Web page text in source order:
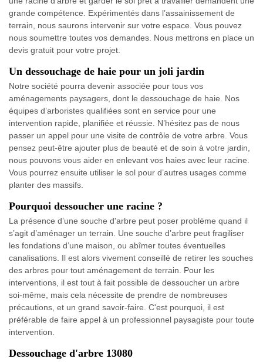
grande compétence. Expérimentés dans l’assainissement de
terrain, nous saurons intervenir sur votre espace. Vous pouvez
nous soumettre toutes vos demandes. Nous mettrons en place un
devis gratuit pour votre projet.
Un dessouchage de haie pour un joli jardin
Notre société pourra devenir associée pour tous vos
aménagements paysagers, dont le dessouchage de haie. Nos
équipes d’arboristes qualifiées sont en service pour une
intervention rapide, planifiée et réussie. N’hésitez pas de nous
passer un appel pour une visite de contrôle de votre arbre. Vous
pensez peut-être ajouter plus de beauté et de soin à votre jardin,
nous pouvons vous aider en enlevant vos haies avec leur racine.
Vous pourrez ensuite utiliser le sol pour d’autres usages comme
planter des massifs.
Pourquoi dessoucher une racine ?
La présence d’une souche d'arbre peut poser problème quand il
s’agit d’aménager un terrain. Une souche d’arbre peut fragiliser
les fondations d’une maison, ou abîmer toutes éventuelles
canalisations. Il est alors vivement conseillé de retirer les souches
des arbres pour tout aménagement de terrain. Pour les
interventions, il est tout à fait possible de dessoucher un arbre
soi-même, mais cela nécessite de prendre de nombreuses
précautions, et un grand savoir-faire. C'est pourquoi, il est
préférable de faire appel à un professionnel paysagiste pour toute
intervention.
Dessouchage d'arbre 13080